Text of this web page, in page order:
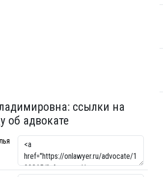
ссылки на
об адвокате